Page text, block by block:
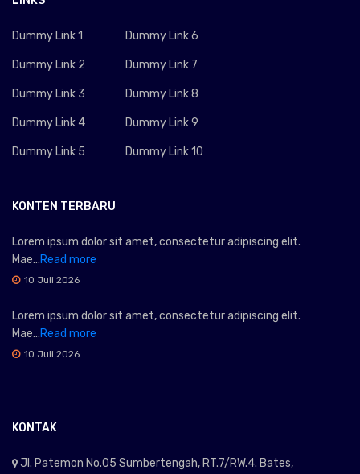
Dummy Link 1
Dummy Link 2
Dummy Link 3
Dummy Link 4
Dummy Link 5
Dummy Link 6
Dummy Link 7
Dummy Link 8
Dummy Link 9
Dummy Link 10
KONTEN TERBARU
Lorem ipsum dolor sit amet, consectetur adipiscing elit.
Mae...Read more
10 Juli 2026
Lorem ipsum dolor sit amet, consectetur adipiscing elit.
Mae...Read more
10 Juli 2026
KONTAK
Jl. Patemon No.05 Sumbertengah, RT.7/RW.4. Bates,